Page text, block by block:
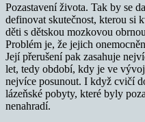
Pozastavení života. Tak by se
definovat skutečnost, kterou si
děti s dětskou mozkovou
Problém je, že jejich
Její přerušení pak zasahuje
let, tedy období, kdy je ve
nejvíce posunout. I když cvičí
lázeňské pobyty, které byly
nenahradí.